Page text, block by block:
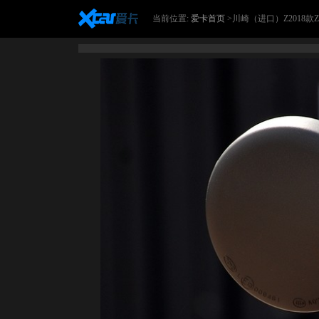
当前位置: 爱卡首页 >川崎（进口）Z2018款